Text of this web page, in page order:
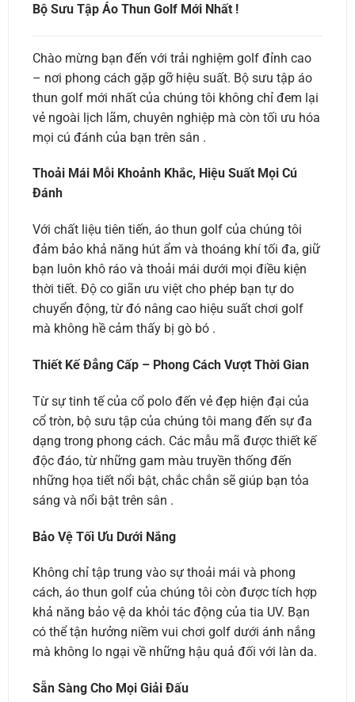
Bộ Sưu Tập Áo Thun Golf Mới Nhất !
Chào mừng bạn đến với trải nghiệm golf đỉnh cao
– nơi phong cách gặp gỡ hiệu suất. Bộ sưu tập áo
thun golf mới nhất của chúng tôi không chỉ đem lại
vẻ ngoài lịch lãm, chuyên nghiệp mà còn tối ưu hóa
mọi cú đánh của bạn trên sân .
Thoải Mái Mỗi Khoảnh Khắc, Hiệu Suất Mọi Cú
Đánh
Với chất liệu tiên tiến, áo thun golf của chúng tôi
đảm bảo khả năng hút ẩm và thoáng khí tối đa, giữ
bạn luôn khô ráo và thoải mái dưới mọi điều kiện
thời tiết. Độ co giãn ưu việt cho phép bạn tự do
chuyển động, từ đó nâng cao hiệu suất chơi golf
mà không hề cảm thấy bị gò bó .
Thiết Kế Đẳng Cấp – Phong Cách Vượt Thời Gian
Từ sự tinh tế của cổ polo đến vẻ đẹp hiện đại của
cổ tròn, bộ sưu tập của chúng tôi mang đến sự đa
dạng trong phong cách. Các mẫu mã được thiết kế
độc đáo, từ những gam màu truyền thống đến
những họa tiết nổi bật, chắc chắn sẽ giúp bạn tỏa
sáng và nổi bật trên sân .
Bảo Vệ Tối Ưu Dưới Nắng
Không chỉ tập trung vào sự thoải mái và phong
cách, áo thun golf của chúng tôi còn được tích hợp
khả năng bảo vệ da khỏi tác động của tia UV. Bạn
có thể tận hưởng niềm vui chơi golf dưới ánh nắng
mà không lo ngại về những hậu quả đối với làn da.
Sẵn Sàng Cho Mọi Giải Đấu